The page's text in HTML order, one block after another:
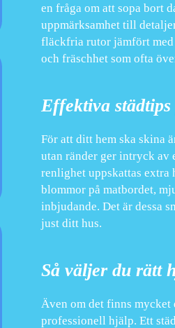
en fråga om att sopa bort
uppmärksamhet till
fläckfria rutor jämfört med
och fräschhet som ofta
Effektiva
För att ditt hem ska skina
utan ränder ger intryck av
renlighet uppskattas extra
blommor på matbordet,
inbjudande. Det är dessa
just ditt hus.
Så väljer du rätt
Även om det finns
professionell hjälp. Ett